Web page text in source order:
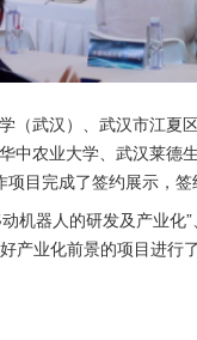
（武汉）、武汉市江夏
中农业大学、武汉莱
目完成了签约展示，签
机器人的研发及产业化
产业化前景的项目进